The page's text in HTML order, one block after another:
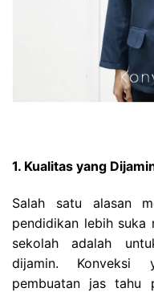
1. Kualitas yang
Salah satu alasan
pendidikan lebih suka
sekolah adalah
dijamin. Konveksi
pembuatan jas tahu